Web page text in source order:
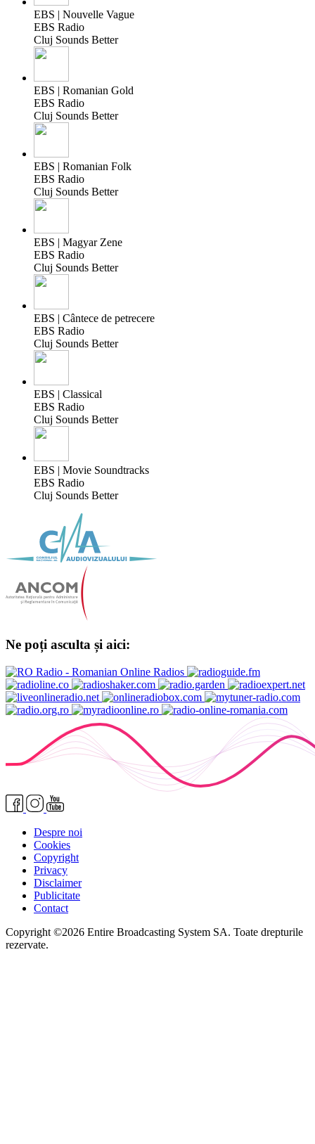
EBS | Nouvelle Vague
EBS Radio
Cluj Sounds Better
EBS | Romanian Gold
EBS Radio
Cluj Sounds Better
EBS | Romanian Folk
EBS Radio
Cluj Sounds Better
EBS | Magyar Zene
EBS Radio
Cluj Sounds Better
EBS | Cântece de petrecere
EBS Radio
Cluj Sounds Better
EBS | Classical
EBS Radio
Cluj Sounds Better
EBS | Movie Soundtracks
EBS Radio
Cluj Sounds Better
Ne poți asculta și aici:
Despre noi
Cookies
Copyright
Privacy
Disclaimer
Publicitate
Contact
Copyright ©2026 Entire Broadcasting System SA. Toate drepturile
rezervate.